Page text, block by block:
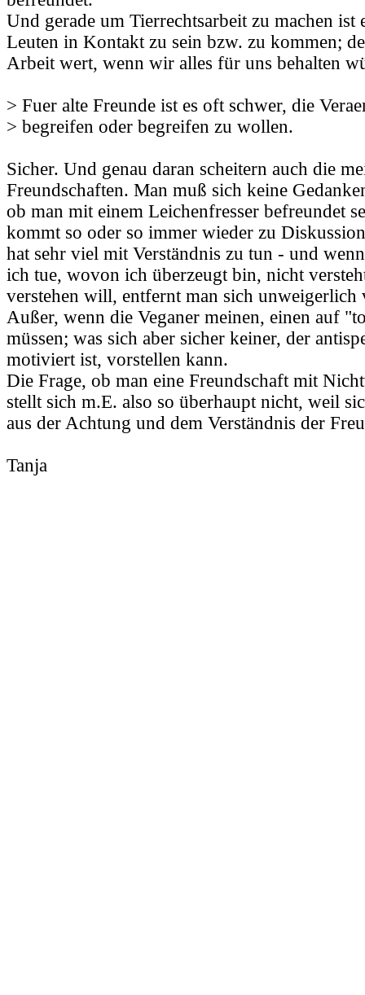
Und gerade um Tierrechtsarbeit zu machen ist
Leuten in Kontakt zu sein bzw. zu kommen;
Arbeit wert, wenn wir alles für uns behalten
> Fuer alte Freunde ist es oft schwer, die
> begreifen oder begreifen zu wollen.
Sicher. Und genau daran scheitern auch die
Freundschaften. Man muß sich keine
ob man mit einem Leichenfresser befreundet
kommt so oder so immer wieder zu
hat sehr viel mit Verständnis zu tun - und
ich tue, wovon ich überzeugt bin, nicht
verstehen will, entfernt man sich unweigerlich
Außer, wenn die Veganer meinen, einen auf
müssen; was sich aber sicher keiner, der
motiviert ist, vorstellen kann.
Die Frage, ob man eine Freundschaft mit
stellt sich m.E. also so überhaupt nicht, weil
aus der Achtung und dem Verständnis der
Tanja